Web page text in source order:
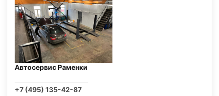
Автосервис Раменки
+7 (495) 135-42-87